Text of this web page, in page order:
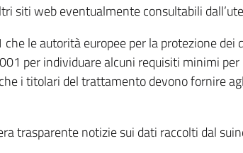
siti web eventualmente consultabili
le autorità europee per la protezione
per individuare alcuni requisiti minimi
i titolari del trattamento devono fornire
trasparente notizie sui dati raccolti dal